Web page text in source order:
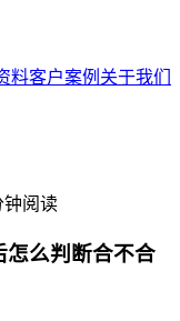
料客户案例 关于我们
钟阅读
怎么判断合不合